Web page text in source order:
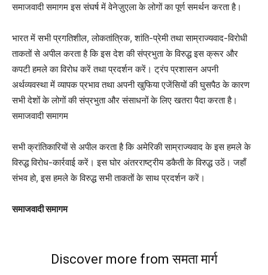
समाजवादी समागम इस संघर्ष में वेनेज़ुएला के लोगों का पूर्ण समर्थन करता है।
भारत में सभी प्रगतिशील, लोकतांत्रिक, शांति-प्रेमी तथा साम्राज्यवाद-विरोधी
ताकतों से अपील करता है कि इस देश की संप्रभुता के विरुद्ध इस क्रूर और
कपटी हमले का विरोध करें तथा प्रदर्शन करें। ट्रंप प्रशासन अपनी
अर्थव्यवस्था में व्यापक प्रभाव तथा अपनी खुफिया एजेंसियों की घुसपैठ के कारण
सभी देशों के लोगों की संप्रभुता और संसाधनों के लिए खतरा पैदा करता है।
समाजवादी समागम
सभी क्रांतिकारियों से अपील करता है कि अमेरिकी साम्राज्यवाद के इस हमले के
विरुद्ध विरोध-कार्रवाई करें। इस घोर अंतरराष्ट्रीय डकैती के विरुद्ध उठें। जहाँ
संभव हो, इस हमले के विरुद्ध सभी ताकतों के साथ प्रदर्शन करें।
समाजवादी समागम
Discover more from समता मार्ग